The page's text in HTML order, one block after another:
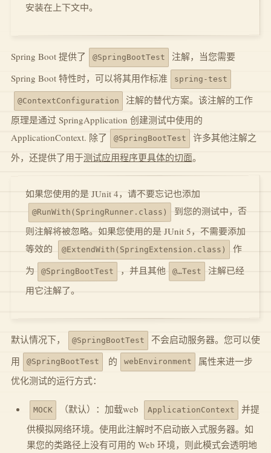
安装在上下文中。
Spring Boot 提供了 @SpringBootTest
注解，当您需要
Spring Boot 特性时，可以将其用作标准
spring-test
@ContextConfiguration
注解的替代方案。该注解的工作
原理是通过 SpringApplication 创建测试中使用的
ApplicationContext. 除了
@SpringBootTest
许多其他注解之
外，还提供了用于测试应用程序更具体的切面。
如果您使用的是 JUnit 4，请不要忘记也添加
@RunWith(SpringRunner.class) 到您的测试中，否
则注解将被忽略。如果您使用的是 JUnit 5，不需要添加
等效的 @ExtendWith(SpringExtension.class)
作
为
@SpringBootTest ，并且其他 @…Test 注解已经
用它注解了。
默认情况下， @SpringBootTest
不会启动服务器。您可以使
用
@SpringBootTest 的 webEnvironment
属性来进一步
优化测试的运行方式：
MOCK （默认）：加载web ApplicationContext
并提
供模拟网络环境。使用此注解时不启动嵌入式服务器。如
果您的类路径上没有可用的 Web 环境，则此模式会透明地